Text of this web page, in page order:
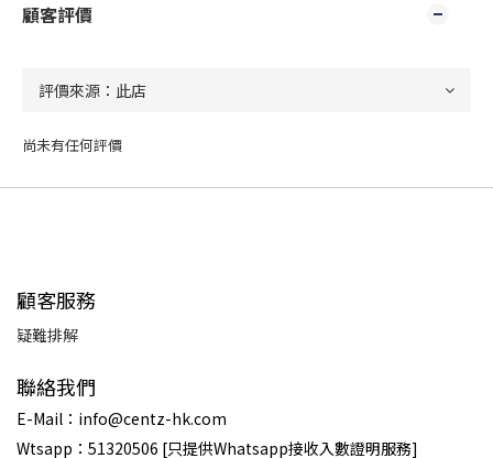
顧客評價
尚未有任何評價
顧客服務
疑難排解
聯絡我們
E-Mail：info@centz-hk.com
Wtsapp：51320506 [只提供Whatsapp接收入數證明服務]